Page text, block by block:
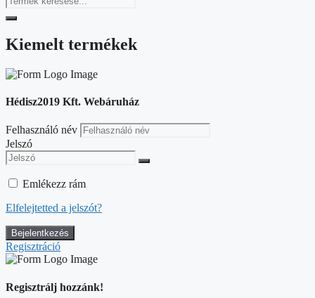
Kiemelt termékek
Hédisz2019 Kft. Webáruház
Felhasználó név
Jelszó
Emlékezz rám
Elfelejtetted a jelszót?
Regisztráció
Regisztrálj hozzánk!